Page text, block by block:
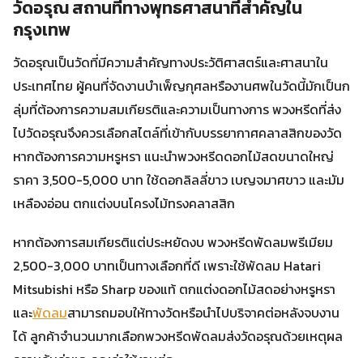
วัดอรุณ สถานที่ทางพุทธศาสนาที่สำคัญใน
กรุงเทพ
วัดอรุณเป็นวัดที่มีความสำคัญทางประวัติศาสตร์และศาสนาใน
ประเทศไทย ผู้คนที่จัดงานบำเพ็ญกุศลหรืองานศพในวัดนี้มักเป็นก
ลุ่มที่ต้องการความสมเกียรติและความเป็นทางการ พวงหรีดที่ส่ง
ไปวัดอรุณจึงควรเลือกสไตล์ที่เข้ากับบรรยากาศคลาสสิกของวัด
หากต้องการความหรูหรา แนะนำพวงหรีดดอกไม้สดขนาดใหญ่
ราคา 3,500-5,000 บาท ใช้ดอกลิลลี่ขาว เบญจมาศขาว และมัม
เหลืองอ่อน ตกแต่งบนโครงไม้ทรงคลาสสิก
หากต้องการสมเกียรติแต่ประหยัดงบ พวงหรีดพัดลมพรีเมียม
2,500-3,000 บาทเป็นทางเลือกที่ดี เพราะใช้พัดลม Hatari
Mitsubishi หรือ Sharp ของแท้ ตกแต่งดอกไม้สดอย่างหรูหรา
และพัดลมสามารถมอบให้ทางวัดหรือนำไปบริจาคต่อหลังจบงาน
ได้ ลูกค้าจำนวนมากเลือกพวงหรีดพัดลมส่งวัดอรุณด้วยเหตุผล